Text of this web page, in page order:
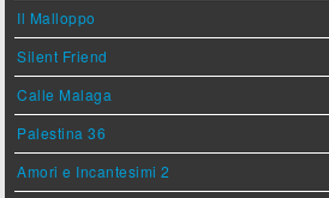
Il Malloppo
Silent Friend
Calle Malaga
Palestina 36
Amori e Incantesimi 2